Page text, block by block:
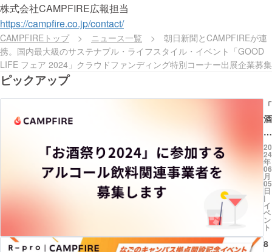
株式会社CAMPFIRE広報担当
https://campfire.co.jp/contact/
CAMPFIREトップ > ニュース一覧 >
朝日新聞とCAMPFIREが連
携。国内最大級のサステナブル・ライフスタイル・イベント「GOOD
LIFE フェア 2024」クラウドファンディング特別コーナー出展企業募集
ピックアップ
酒
祭
り
2
0
2
4
に
参
加
20
24
年
06
月
05
日
|
イ
ベ
ン
ト
8